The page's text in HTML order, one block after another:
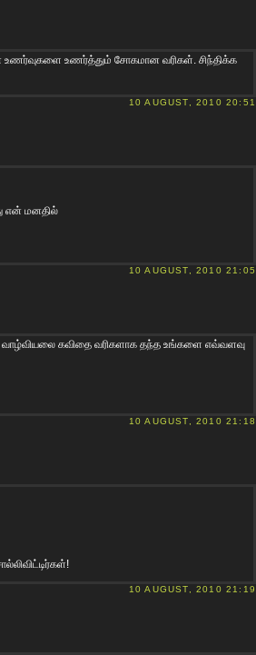
உணர்த்தும் சோகமான வரிகள். சிந்திக்க
10 AUGUST, 2010 20:51
என் மனதில்
10 AUGUST, 2010 21:05
வாழ்வியலை கவிதை வரிகளாக தந்த உங்களை எவ்வளவு
10 AUGUST, 2010 21:18
10 AUGUST, 2010 21:19